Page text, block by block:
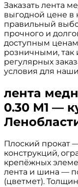
Заказать лента
выгодной цене в
правильный
прочного и
доступным
розничными, так
регулярных
условия для
лента
0.30 М1 —
Плоский прокат
конструкций,
крепёжных
лента и шина —
(цветмет).